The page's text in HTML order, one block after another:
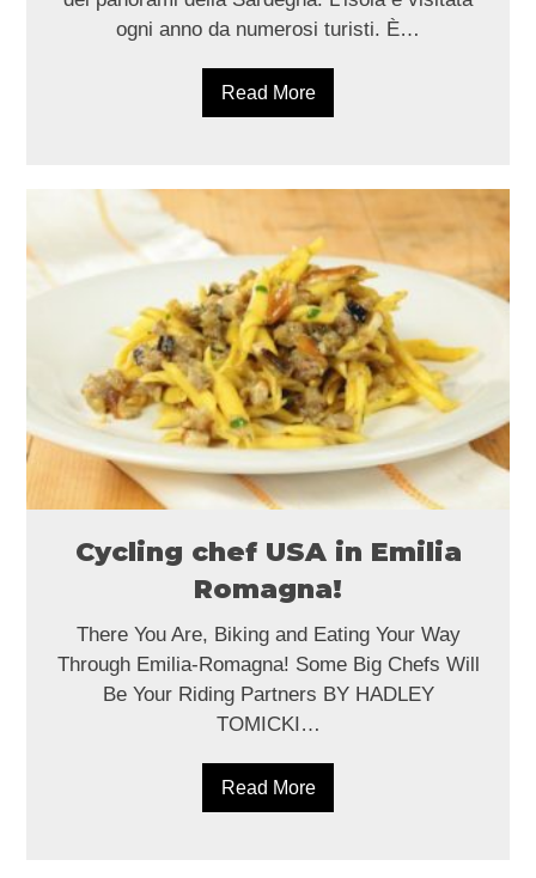
ogni anno da numerosi turisti. È…
Read More
Cycling chef USA in Emilia
Romagna!
There You Are, Biking and Eating Your Way
Through Emilia-Romagna! Some Big Chefs Will
Be Your Riding Partners BY HADLEY
TOMICKI…
Read More